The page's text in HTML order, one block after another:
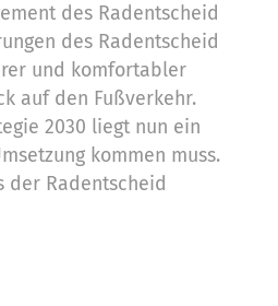
des Radentscheid
des Radentscheid
und komfortabler
auf den Fußverkehr.
2030 liegt nun ein
kommen muss.
der Radentscheid
Aufklärungsarbeit